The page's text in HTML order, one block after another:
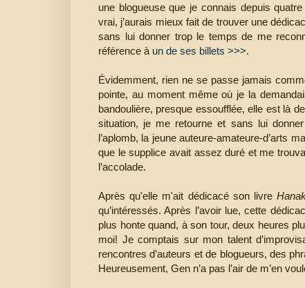
une blogueuse que je connais depuis
vrai, j’aurais mieux fait de trouver une
sans lui donner trop le temps de me
référence à un de ses billets >>>.
Évidemment, rien ne se passe jamais
pointe, au moment même où je la
bandoulière, presque essoufflée, elle est là
situation, je me retourne et sans lui
l’aplomb, la jeune auteure-amateure-d’arts
que le supplice avait assez duré et me
l’accolade.
Après qu'elle m'ait dédicacé son livre
qu’intéressés. Après l’avoir lue, cette
plus honte quand, à son tour, deux heures
moi! Je comptais sur mon talent
rencontres d’auteurs et de blogueurs, des
Heureusement, Gen n’a pas l’air de m’en